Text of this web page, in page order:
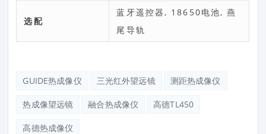
选配
蓝牙遥控器, 18650电池, 燕
尾导轨
GUIDE热成像仪 三光红外望远镜 测距热成像仪
热成像望远镜 融合热成像仪 高德TL450
高德热成像仪